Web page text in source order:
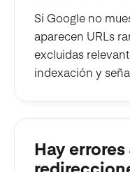
Si Google no
aparecen URLs
excluidas
indexación y
Hay errores